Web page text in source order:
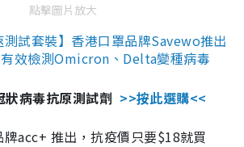
點擊圖片放大
試套裝】香港口罩品牌Savewo推出
效檢測Omicron、Delta變種病毒
病毒抗原測試劑 >>按此選購<<
acc+ 推出，抗疫價只要$18就買